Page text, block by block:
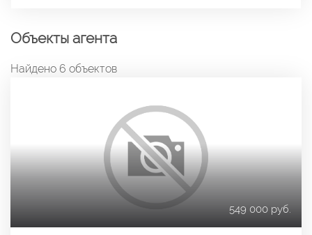
Объекты агента
Найдено 6 объектов
549 000 руб.